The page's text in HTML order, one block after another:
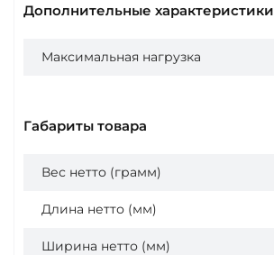
Дополнительные характеристики
Максимальная нагрузка
Габариты товара
Вес нетто (грамм)
Длина нетто (мм)
Ширина нетто (мм)